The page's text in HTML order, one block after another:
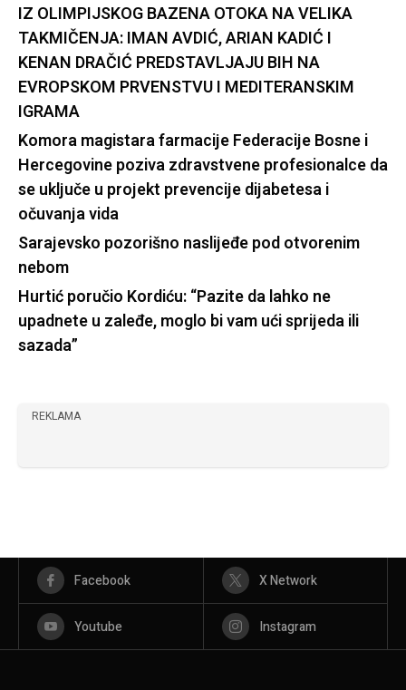
IZ OLIMPIJSKOG BAZENA OTOKA NA VELIKA
TAKMIČENJA: IMAN AVDIĆ, ARIAN KADIĆ I
KENAN DRAČIĆ PREDSTAVLJAJU BIH NA
EVROPSKOM PRVENSTVU I MEDITERANSKIM
IGRAMA
Komora magistara farmacije Federacije Bosne i
Hercegovine poziva zdravstvene profesionalce da
se uključe u projekt prevencije dijabetesa i
očuvanja vida
Sarajevsko pozorišno naslijeđe pod otvorenim
nebom
Hurtić poručio Kordiću: “Pazite da lahko ne
upadnete u zaleđe, moglo bi vam ući sprijeda ili
sazada”
REKLAMA
Facebook X Network
Youtube Instagram